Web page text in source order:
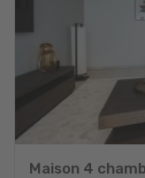
Maison 4